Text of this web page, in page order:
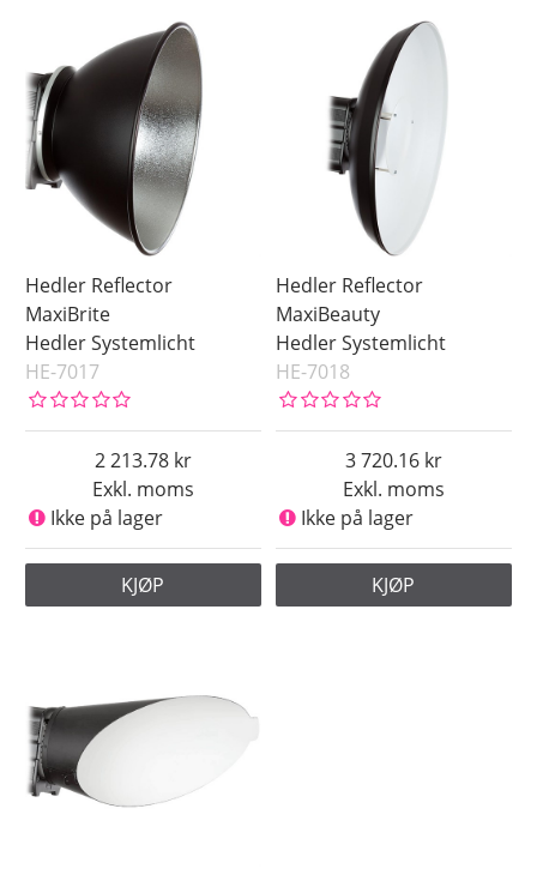
Hedler Reflector
MaxiBrite
Hedler Systemlicht
HE-7017
Exkl. moms
2 213.78
Ikke på lager
KJØP
Hedler Reflector
MaxiBeauty
Hedler Systemlicht
HE-7018
Exkl. moms
3 720.16
Ikke på lager
KJØP